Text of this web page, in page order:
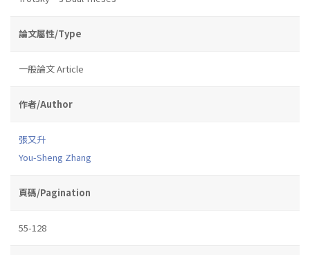
論文屬性/Type
一般論文 Article
作者/Author
張又升
You-Sheng Zhang
頁碼/Pagination
55-128